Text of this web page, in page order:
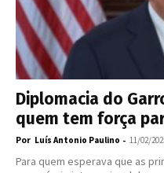
Diplomacia do
quem tem força
Por Luís Antonio Paulino - 11/02/
Para quem esperava que as